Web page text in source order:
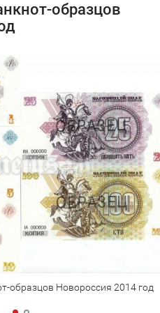
образцов
образцов Новороссия 2014 год